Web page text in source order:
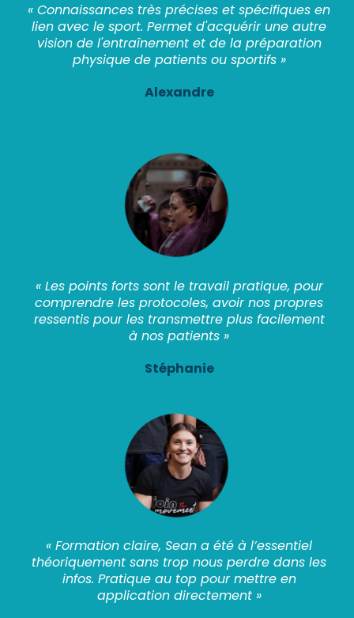
« Connaissances très précises et spécifiques en
lien avec le sport. Permet d'acquérir une autre
vision de l'entraînement et de la préparation
physique de patients ou sportifs »
Alexandre
« Les points forts sont le travail pratique, pour
comprendre les protocoles, avoir nos propres
ressentis pour les transmettre plus facilement
à nos patients »
Stéphanie
« Formation claire, Sean a été à l’essentiel
théoriquement sans trop nous perdre dans les
infos. Pratique au top pour mettre en
application directement »